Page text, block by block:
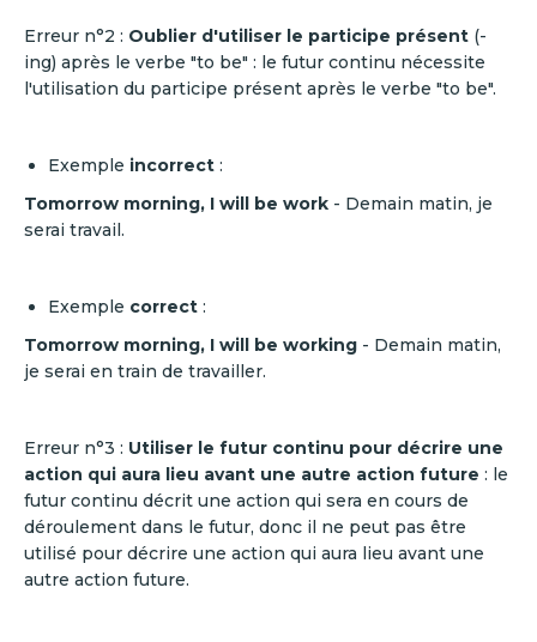
Erreur n°2 : Oublier d'utiliser le participe présent (-
ing) après le verbe "to be" : le futur continu nécessite
l'utilisation du participe présent après le verbe "to be".
Exemple incorrect :
Tomorrow morning, I will be work - Demain matin, je
serai travail.
Exemple correct :
Tomorrow morning, I will be working - Demain matin,
je serai en train de travailler.
Erreur n°3 : Utiliser le futur continu pour décrire une
action qui aura lieu avant une autre action future : le
futur continu décrit une action qui sera en cours de
déroulement dans le futur, donc il ne peut pas être
utilisé pour décrire une action qui aura lieu avant une
autre action future.